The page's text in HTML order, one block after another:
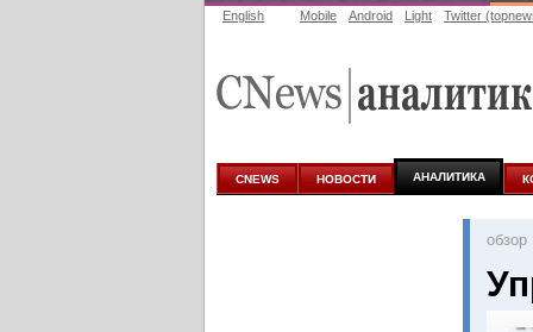
аналитике
English Mobile Android Light Twitter
CNEWS НОВОСТИ АНАЛИТИКА
oбзор